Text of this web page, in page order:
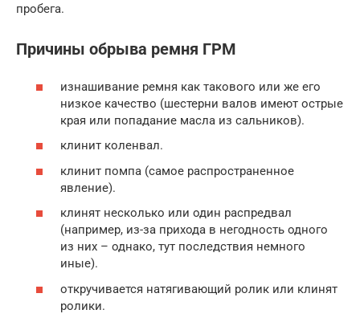
пробега.
Причины обрыва ремня ГРМ
изнашивание ремня как такового или же его
низкое качество (шестерни валов имеют острые
края или попадание масла из сальников).
клинит коленвал.
клинит помпа (самое распространенное
явление).
клинят несколько или один распредвал
(например, из-за прихода в негодность одного
из них – однако, тут последствия немного
иные).
откручивается натягивающий ролик или клинят
ролики.